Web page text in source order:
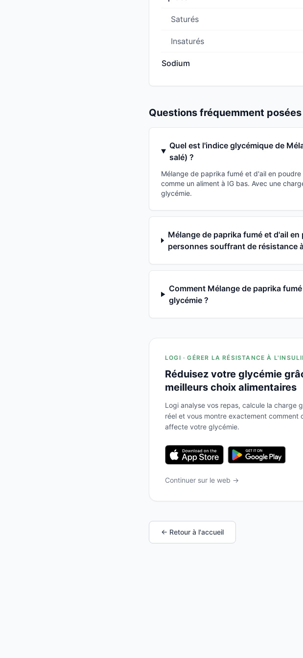
Saturés
Insaturés
Sodium
Questions fréquemment posées
Quel est l'indice glycémique de
salé) ?
Mélange de paprika fumé et d'ail en
comme un aliment à IG bas. Avec une
glycémie.
Mélange de paprika fumé et d'ail
personnes souffrant de résistance
Comment Mélange de paprika
glycémie ?
LOGI · GÉRER LA RÉSISTANCE À
Réduisez votre glycémie
meilleurs choix alimentaires
Logi analyse vos repas, calcule la charge
réel et vous montre exactement comment
affecte votre glycémie.
Continuer sur le web →
← Retour à l'accueil